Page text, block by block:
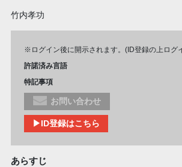
竹内孝功
※ログイン後に開示されます。(ID登録の上ログ
許諾済み言語
特記事項
お問い合わせ
▶ID登録はこちら
あらすじ